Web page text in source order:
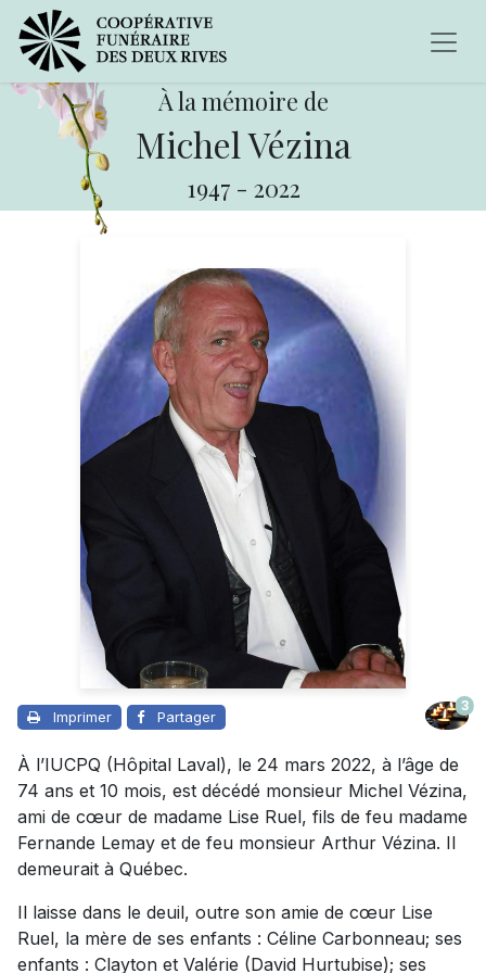
À la mémoire de
Michel Vézina
1947 - 2022
Imprimer Partager
3
À l’IUCPQ (Hôpital Laval), le 24 mars 2022, à l’âge de
74 ans et 10 mois, est décédé monsieur Michel Vézina,
ami de cœur de madame Lise Ruel, fils de feu madame
Fernande Lemay et de feu monsieur Arthur Vézina. Il
demeurait à Québec.
Il laisse dans le deuil, outre son amie de cœur Lise
Ruel, la mère de ses enfants : Céline Carbonneau; ses
enfants : Clayton et Valérie (David Hurtubise); ses